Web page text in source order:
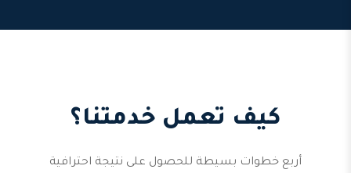
كيف تعمل خدمتنا؟
أربع خطوات بسيطة للحصول على نتيجة احترافية